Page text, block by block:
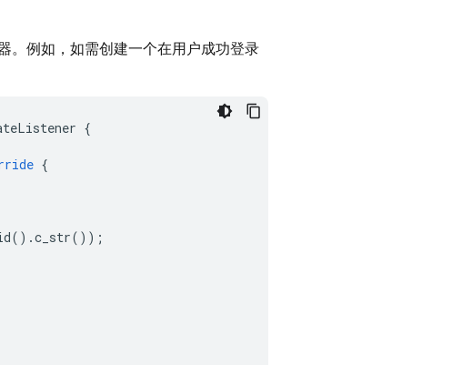
。例如，如需创建一个在用户成功登录
{
{
().c_str());